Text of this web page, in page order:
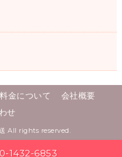
1432-6853
金について
会社概要
せ
All rights reserved.